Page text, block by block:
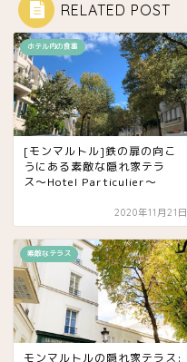
RELATED POST
ホテル内の食事
[モンマルトル]鉄の扉の向こ
うにある素敵な隠れ家テラ
ス〜Hotel Particulier〜
2020年11月21日
素敵なテラス
モンマルトルの隠れ家テラス: